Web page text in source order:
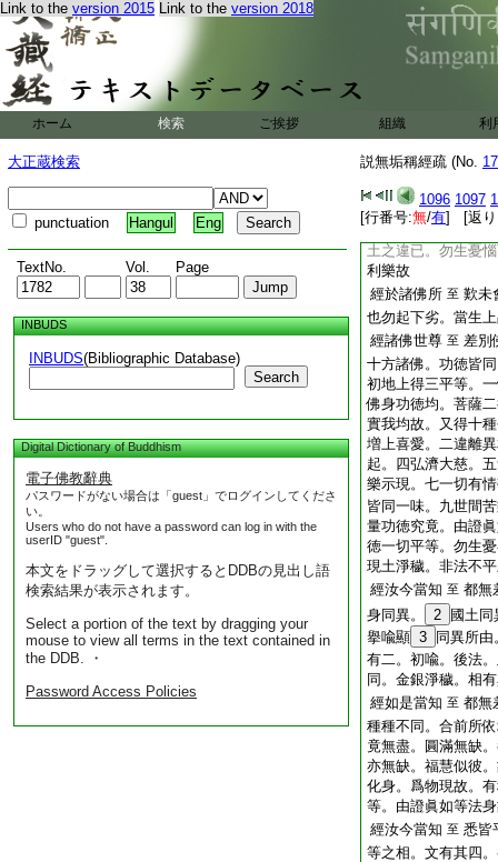
Link to the version 2015 Link to the version 2018
ホーム 検索 ご挨拶 組織 利
大正蔵検索
punctuation Hangul Eng
TextNo. Vol. Page
INBUDS
INBUDS(Bibliographic Database)
Search
Digital Dictionary of Buddhism
電子佛教辭典
パスワードがない場合は「guest」でログインしてくださ
い。
Users who do not have a password can log in with the
userID "guest".
本文をドラッグして選択するとDDBの見出し語
検索結果が表示されます。
Select a portion of the text by dragging your
mouse to view all terms in the text contained in
the DDB. ・
Password Access Policies
説無垢稱經疏 (No.
1096 1097
[行番号:無/有] [返り
八萬四千。行既八
四千。衆生既爲四
嬈。如來即以對治
理。有四。初牒示
樂。四釋成前義。
一切佛法。悟知佛
治所治。能生所生
經若諸菩薩 至 不生
違。見淨土之順已
土之違已。勿生憂
利樂故
經於諸佛所 至 歎未
也勿起下劣。當生
經諸佛世尊 至 差別
十方諸佛。功徳皆
初地上得三平等。
佛身功徳均。菩薩
實我均故。又得十
増上喜愛。二違離
起。四弘濟大慈。
樂示現。七一切有
皆同一味。九世間
量功徳究竟。由證
徳一切平等。勿生
現土淨穢。非法不
經汝今當知 至 都無
身同異。
2
國土
擧喩顯 3
同異所
有二。初喩。後法
同。金銀淨穢。相
經如是當知 至 都無
種種不同。合前所
竟無盡。圓滿無缺
亦無缺。福慧似彼
化身。爲物現故。
等。由證眞如等法
經汝今當知 至 悉皆
等之相。文有其四